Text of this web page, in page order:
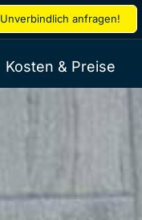
Unverbindlich anfragen!
Kosten & Preise